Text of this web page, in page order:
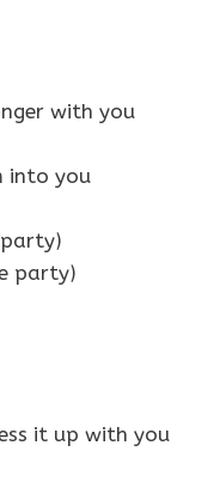
with you
into you
party)
it up with you